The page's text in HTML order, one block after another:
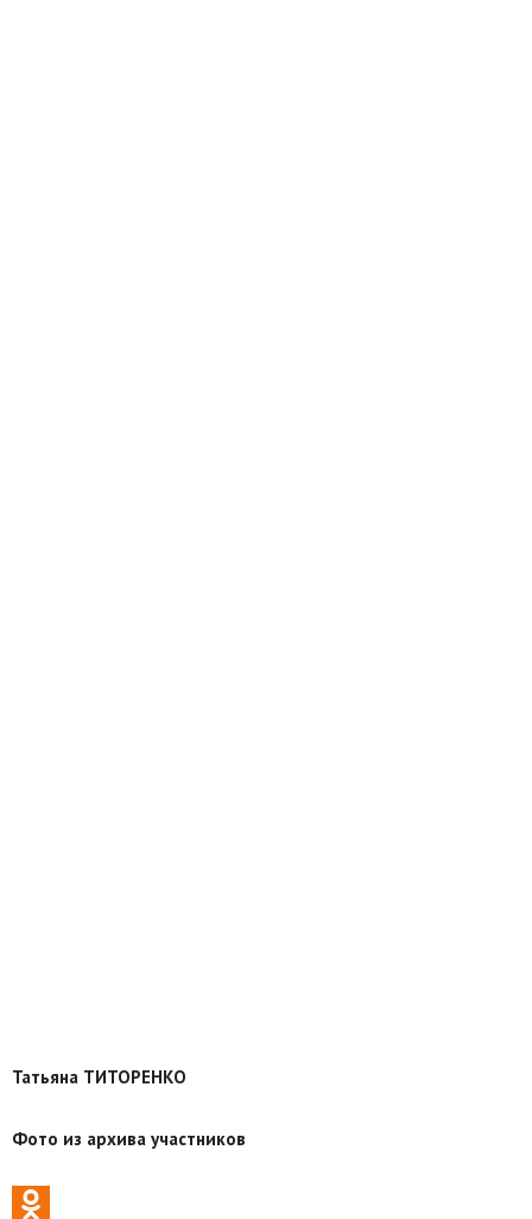
Татьяна ТИТОРЕНКО
Фото из архива участников